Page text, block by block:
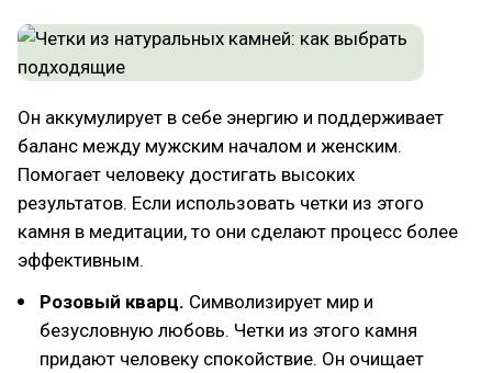
Он аккумулирует в себе энергию и поддерживает
баланс между мужским началом и женским.
Помогает человеку достигать высоких
результатов. Если использовать четки из этого
камня в медитации, то они сделают процесс более
эффективным.
Розовый кварц. Символизирует мир и
безусловную любовь. Четки из этого камня
придают человеку спокойствие. Он очищает